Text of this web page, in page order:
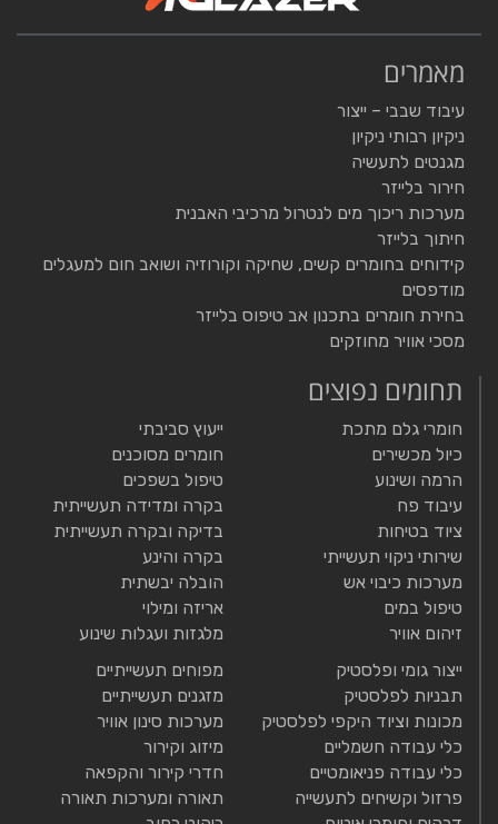
מאמרים
עיבוד שבבי – ייצור
ניקיון רבותי ניקיון
מגנטים לתעשיה
חירור בלייזר
מערכות ריכוך מים לנטרול מרכיבי האבנית
חיתוך בלייזר
קידוחים בחומרים קשים, שחיקה וקורוזיה ושואב חום למעגלים
מודפסים
בחירת חומרים בתכנון אב טיפוס בלייזר
מסכי אוויר מחוזקים
תחומים נפוצים
חומרי גלם מתכת
כיול מכשירים
הרמה ושינוע
עיבוד פח
ציוד בטיחות
שירותי ניקוי תעשייתי
מערכות כיבוי אש
טיפול במים
זיהום אוויר
ייעוץ סביבתי
חומרים מסוכנים
טיפול בשפכים
בקרה ומדידה תעשייתית
בדיקה ובקרה תעשייתית
בקרה והינע
הובלה יבשתית
אריזה ומילוי
מלגזות ועגלות שינוע
ייצור גומי ופלסטיק
תבניות לפלסטיק
מכונות וציוד היקפי לפלסטיק
כלי עבודה חשמליים
כלי עבודה פניאומטיים
פרזול וקשיחים לתעשייה
מפוחים תעשייתיים
מזגנים תעשייתיים
מערכות סינון אוויר
מיזוג וקירור
חדרי קירור והקפאה
תאורה ומערכות תאורה